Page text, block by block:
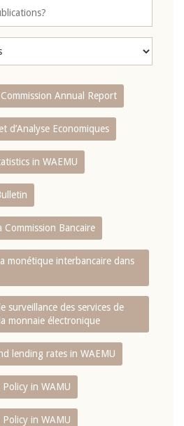
Annual Report
d’Analyse Economiques
in WAEMU
Bancaire
monétique interbancaire dans
surveillance des services de
monnaie électronique
lending rates in WAEMU
in WAMU
in WAMU